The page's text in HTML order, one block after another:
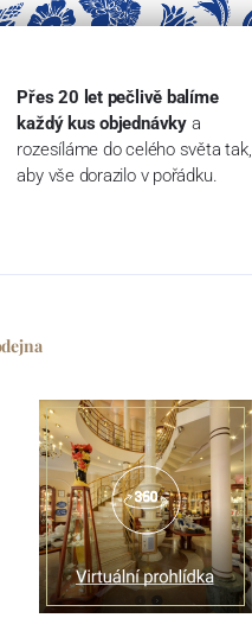
Přes 20 let pečlivě balíme
každý kus objednávky a
rozesíláme do celého světa tak,
aby vše dorazilo v pořádku.